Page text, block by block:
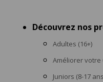
menuDécouvrez nos
Adultes (16+)
Améliorer votre
Juniors (8-17